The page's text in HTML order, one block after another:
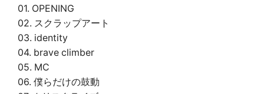
01. OPENING
02. スクラップアート
03. identity
04. brave climber
05. MC
06. 僕らだけの鼓動